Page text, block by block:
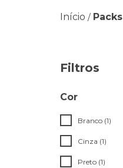
Início / Packs
Filtros
Cor
Branco (1)
Cinza (1)
Preto (1)